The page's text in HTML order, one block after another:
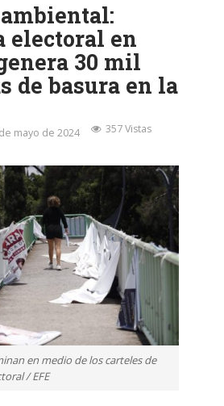
electoral en
30 mil
de basura en la
mayo de 2024 357 Vistas
en medio de los carteles de
/ EFE